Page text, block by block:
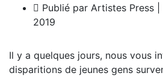
Publié par Artistes Press |
2019
Il y a quelques jours, nous vous
disparitions de jeunes gens